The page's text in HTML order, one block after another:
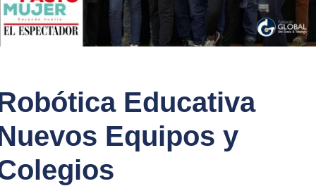
Educativa
Equipos y